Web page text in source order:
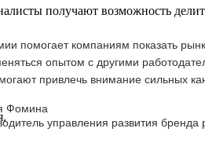
получают возможность
помогает компаниям показать
опытом с другими
привлечь внимание сильных
Фомина
управления развития